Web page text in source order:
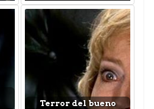
Terror del bueno